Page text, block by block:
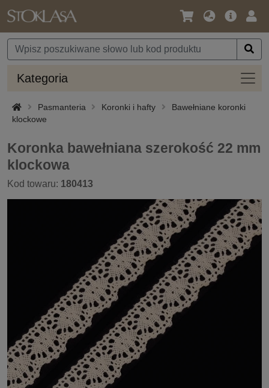
Język
Waluta
Oferta
Kategoria
Pasmanteria Koronki i hafty
Bawełniane koronki
klockowe
Koronka bawełniana szerokość 22 mm
klockowa
Kod towaru: 180413